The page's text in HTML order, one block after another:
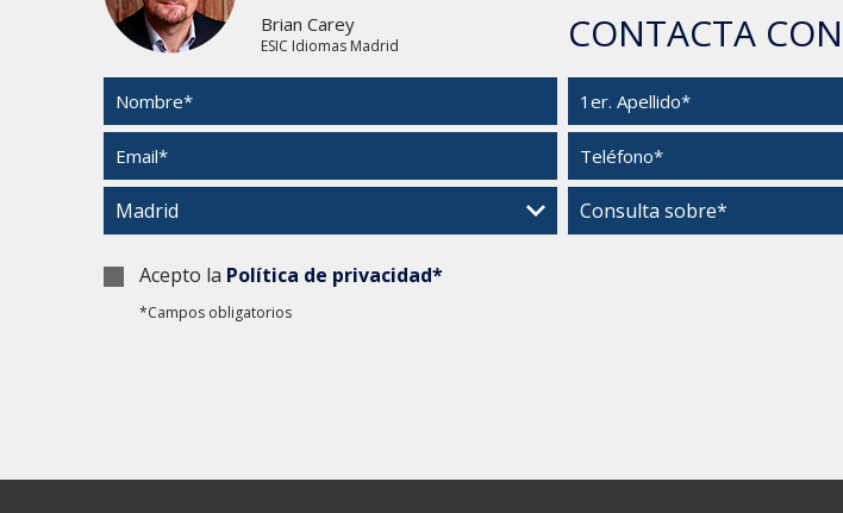
Brian Carey
ESIC Idiomas Madrid CONTACTA CON
Acepto la Política de privacidad*
*Campos obligatorios